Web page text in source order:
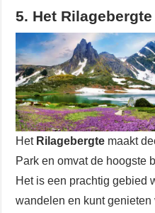
5. Het
Het Rilagebergte maakt
Park en omvat de hoogste
Het is een prachtig gebied
wandelen en kunt